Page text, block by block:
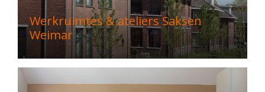
Werkruimtes & ateliers Saksen
Weimar